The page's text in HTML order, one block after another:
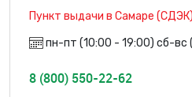
Пункт выдачи в Самаре (СДЭК)
пн-пт (10:00 - 19:00) сб-вс
8 (800) 550-22-62